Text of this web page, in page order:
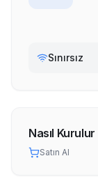
Sınırsız
Nasıl Kurulur
Satın Al